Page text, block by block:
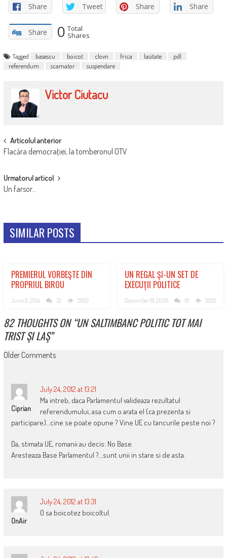
Share Tweet Share Share
Share 0 Total
Shares
Tagged basescu boicot clovn frica lasitate
pdl
referendum
scamator suspendare
Victor Ciutacu
POST
NAVIGATION
Articolul anterior
Flacăra democraţiei, la tomberonul OTV
Urmatorul articol
Un farsor…
SIMILAR POSTS
PREMIERUL VORBEŞTE DIN
PROPRIUL BIROU
June 9, 2014 32 2992
UN REGAL ŞI-UN SET DE
EXECUŢII POLITICE
December 18, 2008 61 5922
82 THOUGHTS ON “UN SALTIMBANC POLITIC TOT MAI
TRIST ŞI LAŞ”
COMMENT
Older Comments
Ciprian
July 24, 2012 at 13:21
Ma intreb, daca Parlamentul valideaza rezultatul
referendumului, asa cum o arata el (ca prezenta si
participare)…cine se poate opune ? Vine UE cu tancurile peste noi ?
Da, stimata UE, romanii au decis: No Base.
Aresteaza Base Parlamentul ?…sunt unii in stare si de asta.
OnAir
July 24, 2012 at 13:31
O sa boicotez boicoltul.